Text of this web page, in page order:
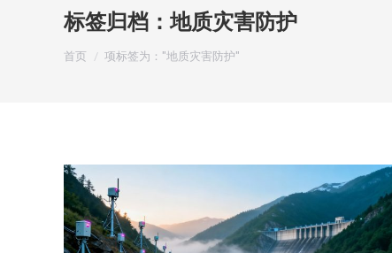
标签归档：地质灾害防护
您在这里：
首页 项标签为："地质灾害防护"